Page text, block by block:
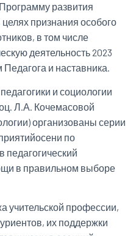
развития
признания особого
в том числе
деятельность 2023
и наставника.
и социологии
Л.А. Кочемасовой
организованы серии
по
педагогический
в правильном выборе
учительской профессии,
их поддержки